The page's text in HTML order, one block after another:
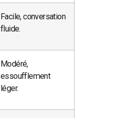
Facile, conversation
fluide.
Modéré,
essoufflement
léger.